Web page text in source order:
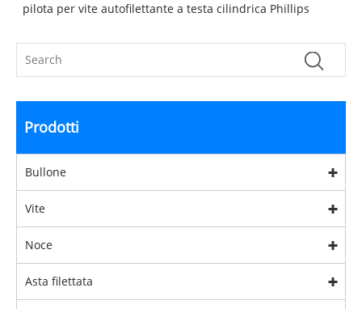
pilota per vite autofilettante a testa cilindrica Phillips
Prodotti
Bullone
Vite
Noce
Asta filettata